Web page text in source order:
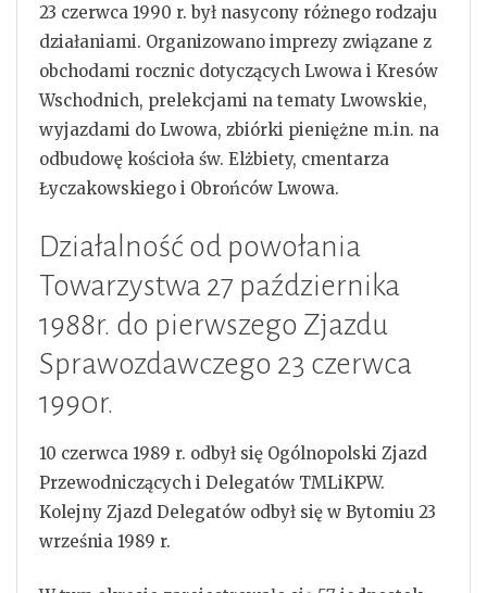
23 czerwca 1990 r. był nasycony różnego rodzaju
działaniami. Organizowano imprezy związane z
obchodami rocznic dotyczących Lwowa i Kresów
Wschodnich, prelekcjami na tematy Lwowskie,
wyjazdami do Lwowa, zbiórki pieniężne m.in. na
odbudowę kościoła św. Elżbiety, cmentarza
Łyczakowskiego i Obrońców Lwowa.
Działalność od powołania
Towarzystwa 27 października
1988r. do pierwszego Zjazdu
Sprawozdawczego 23 czerwca
1990r.
10 czerwca 1989 r. odbył się Ogólnopolski Zjazd
Przewodniczących i Delegatów TMLiKPW.
Kolejny Zjazd Delegatów odbył się w Bytomiu 23
września 1989 r.